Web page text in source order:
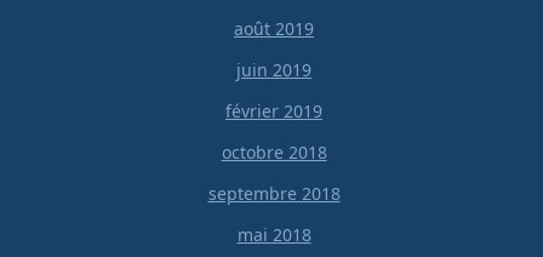
août 2019
juin 2019
février 2019
octobre 2018
septembre 2018
mai 2018